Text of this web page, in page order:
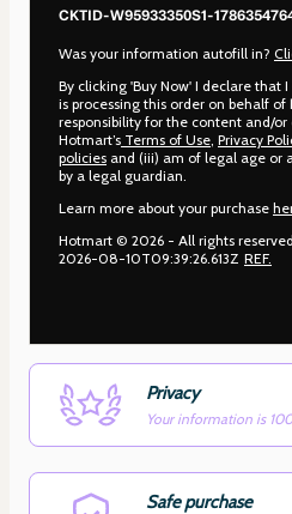
CKTID-W95933350S1-
Was your information autofill in?
By clicking 'Buy Now' I declare that
is processing this order on behalf of
responsibility for the content and/
Hotmart’s Terms of Use Privacy
policies and (iii) am of legal age or
by a legal guardian.
Learn more about your purchase
Hotmart © 2026 - All rights reserved
2026-08-10T09:39:26.613Z REF.
Privacy
Your information is
Safe purchase